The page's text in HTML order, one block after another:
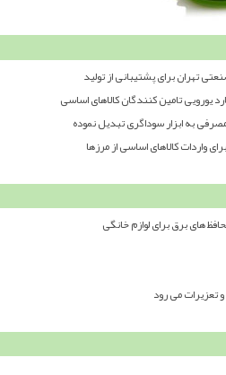
تهران برای پشتیبانی از تولید
به ابزار سوداگری تبدیل نموده
های برق برای لوازم خانگی
تعزیرات می رود